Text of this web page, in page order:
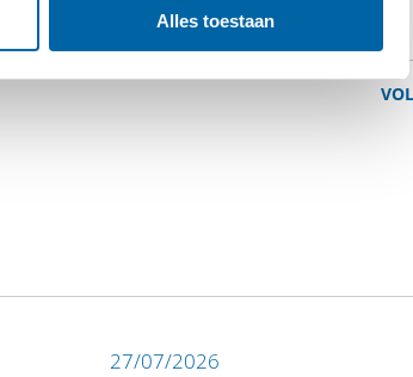
Alles toestaan
27/07/2026